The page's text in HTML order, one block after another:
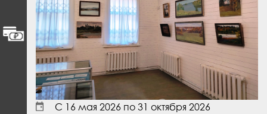
С 16 мая 2026 по 31 октября 2026